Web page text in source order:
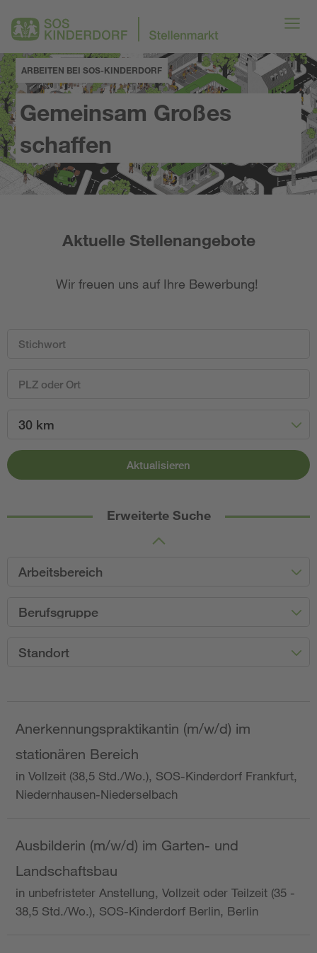
ARBEITEN BEI SOS-KINDERDORF
Gemeinsam Großes
schaffen
Aktuelle Stellenangebote
Wir freuen uns auf Ihre Bewerbung!
30 km
Aktualisieren
Erweiterte Suche
Arbeitsbereich
Berufsgruppe
Standort
Anerkennungspraktikantin (m/w/d) im
stationären Bereich
in Vollzeit (38,5 Std./Wo.), SOS-Kinderdorf Frankfurt,
Niedernhausen-Niederselbach
Ausbilderin (m/w/d) im Garten- und
Landschaftsbau
in unbefristeter Anstellung, Vollzeit oder Teilzeit (35 -
38,5 Std./Wo.), SOS-Kinderdorf Berlin, Berlin